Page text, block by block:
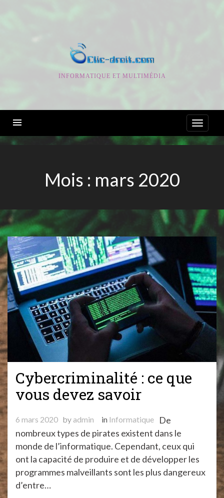
INFORMATIQUE ET MULTIMÉDIA
Mois : mars 2020
Cybercriminalité : ce que
vous devez savoir
6 mars 2020 by admin in Informatique
De
nombreux types de pirates existent dans le
monde de l’informatique. Cependant, ceux qui
ont la capacité de produire et de développer les
programmes malveillants sont les plus dangereux
d’entre…